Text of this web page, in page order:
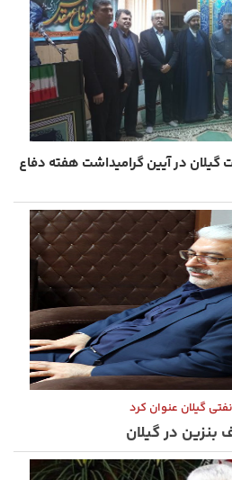
گیلان در آیین گرامیداشت هفته دفاع
گیلان عنوان کرد